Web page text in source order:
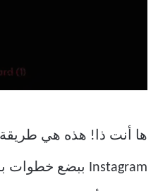
ها أنت ذا! هذه هي